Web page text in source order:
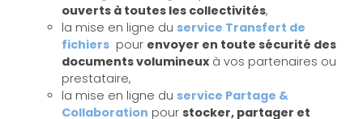
ouverts à toutes les collectivités,
la mise en ligne du service Transfert de
fichiers pour envoyer en toute sécurité des
documents volumineux à vos partenaires ou
prestataire,
la mise en ligne du service Partage &
Collaboration pour stocker, partager et